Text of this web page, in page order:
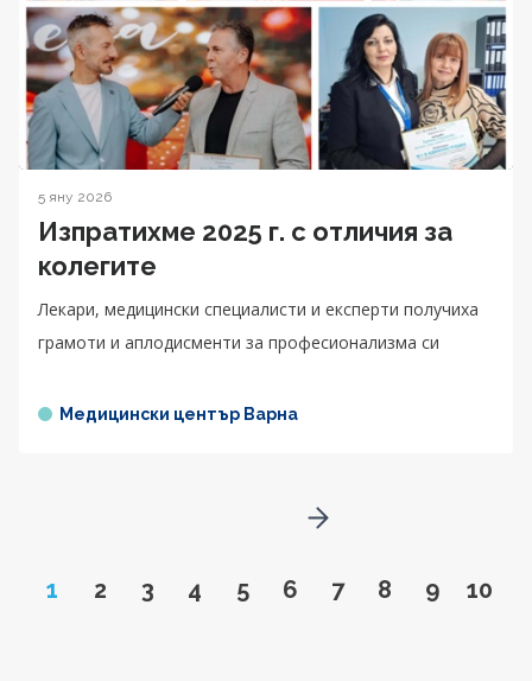
5 яну 2026
Изпратихме 2025 г. с отличия за
колегите
Лекари, медицински специалисти и експерти получиха
грамоти и аплодисменти за професионализма си
Медицински център Варна
Page
1 Go to page
2 Go to page
3 Go to page
4 Go to page
5 Go to page
6 Go to page
7 Go to page
8 Go to
9 Go
10
Go to next page